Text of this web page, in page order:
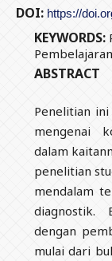
DOI: https://
KEYWORDS:
Pembelajaran
ABSTRACT
Penelitian
mengenai
dalam
penelitian
mendalam
diagnostik.
dengan
mulai dari